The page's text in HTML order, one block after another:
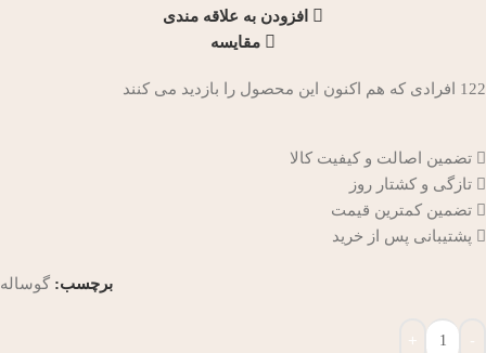
افزودن به علاقه مندی
مقایسه
122 افرادی که هم اکنون این محصول را بازدید می کنند
تضمین اصالت و کیفیت کالا
تازگی و کشتار روز
تضمین کمترین قیمت
پشتیبانی پس از خرید
برچسب: گوساله